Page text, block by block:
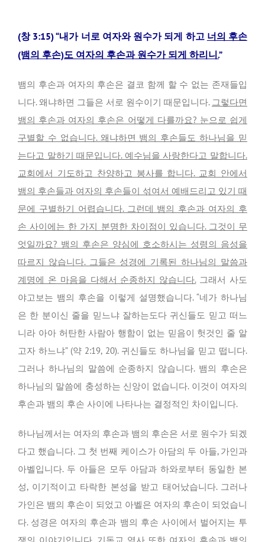
(창 3:15) “내가 너로 여자와 원수가 되게 하고 너의 후손
(뱀의 후손)도 여자의 후손과 원수가 되게 하리니.”
뱀의 후손과 여자의 후손은 결코 함께 할 수 없는 존재들입
니다. 왜냐하면 그들은 서로 원수이기 때문입니다. 그렇다면
뱀의 후손과 여자의 후손은 어떻게 다를까요? 눈으로 쉽게
구별할 수 없습니다. 왜냐하면 뱀의 후손들도 하나님을 믿
는다고 말하기 때문입니다. 예수님을 사랑한다고 말합니다.
교회에서 기도하고 찬양하고 봉사를 합니다. 교회 안에서
뱀의 후손들과 여자의 후손들이 섞여서 예배드리고 있기 때
문에 구별하기 어렵습니다. 그런데 뱀의 후손과 여자의 후
손 사이에는 한 가지 분명한 차이점이 있습니다. 그것이 무
엇일까요? 뱀의 후손은 양심에 호소하시는 성령의 음성을
따르지 않습니다. 그들은 성경에 기록된 하나님의 말씀과
계명에 온 마음을 다해서 순종하지 않습니다.그래서 사도
야고보는 뱀의 후손을 이렇게 설명했습니다. “네가 하나님
은 한 분이신 줄을 믿느냐 잘하는도다 귀신들도 믿고 떠느
니라 아아 허탄한 사람아 행함이 없는 믿음이 헛것인 줄 알
고자 하느냐” (약 2:19, 20). 귀신들도 하나님을 믿고 떱니다.
그러나 하나님의 말씀에 순종하지 않습니다. 뱀의 후손은
하나님의 말씀에 충성하는 신앙이 없습니다. 이것이 여자의
후손과 뱀의 후손 사이에 나타나는 결정적인 차이입니다.
하나님께서는 여자의 후손과 뱀의 후손은 서로 원수가 되겠
다고 했습니다. 그 첫 번째 케이스가 아담의 두 아들, 가인과
아벨입니다. 두 아들은 모두 아담과 하와로부터 동일한 본
성, 이기적이고 타락한 본성을 받고 태어났습니다. 그러나
가인은 뱀의 후손이 되었고 아벨은 여자의 후손이 되었습니
다. 성경은 여자의 후손과 뱀의 후손 사이에서 벌어지는 투